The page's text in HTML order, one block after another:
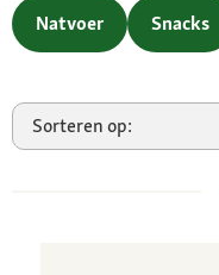
Natvoer Snacks
Sorteren op: